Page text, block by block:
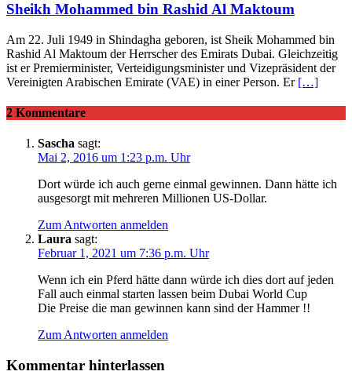
Sheikh Mohammed bin Rashid Al Maktoum
Am 22. Juli 1949 in Shindagha geboren, ist Sheik Mohammed bin
Rashid Al Maktoum der Herrscher des Emirats Dubai. Gleichzeitig
ist er Premierminister, Verteidigungsminister und Vizepräsident der
Vereinigten Arabischen Emirate (VAE) in einer Person. Er […]
2 Kommentare
Sascha sagt:
Mai 2, 2016 um 1:23 p.m. Uhr
Dort würde ich auch gerne einmal gewinnen. Dann hätte ich
ausgesorgt mit mehreren Millionen US-Dollar.
Zum Antworten anmelden
Laura sagt:
Februar 1, 2021 um 7:36 p.m. Uhr
Wenn ich ein Pferd hätte dann würde ich dies dort auf jeden
Fall auch einmal starten lassen beim Dubai World Cup
Die Preise die man gewinnen kann sind der Hammer !!
Zum Antworten anmelden
Kommentar hinterlassen